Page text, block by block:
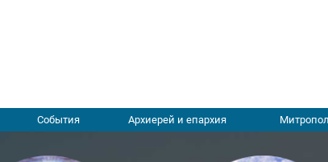
События Архиерей и епархия